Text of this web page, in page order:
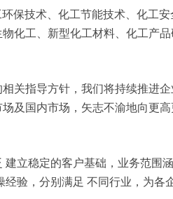
保技术、化工节能技术、化工
化工、新型化工材料、化工产
关指导方针，我们将持续推进
及国内市场，矢志不渝地向更
立稳定的客户基础，业务范围
验，分别满足 不同行业，为各